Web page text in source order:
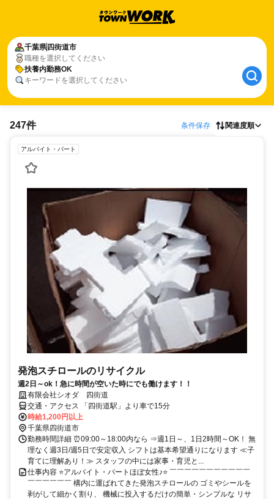
千葉県 四街道市
職種を選択してください
扶養内勤務OK
キーワードを選択してください
247件 条件保存 関連度順
アルバイト・パート
発泡スチロールのリサイクル
週2日～ok！急に時間が空いた時にでも働けます！！
有限会社シオダ 四街道
交通・アクセス 「四街道駅」より車で15分
時給1,200円以上
千葉県四街道市
勤務時間詳細 ⏰09:00～18:00内なら ⇒週1日～、1日2時間～OK！ 無
理なく週3日/週5日で安定収入 シフトは基本希望通りになります ≪子
育てに理解あり！≫ スタッフの中には家事・育児と...
仕事内容 ⭐アルバイト・パートほぼ女性♪⭐ ￣￣￣￣￣￣￣￣￣￣￣
￣￣￣￣￣￣ 構内に運ばれてきた発泡スチロールの ゴミやシールを
剥がして細かく割り、 機械に投入するだけの簡単・シンプルな リサ